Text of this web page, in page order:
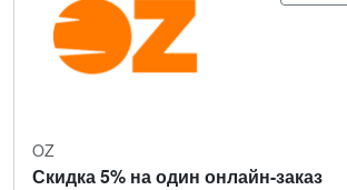
OZ
Скидка 5% на один онлайн-заказ